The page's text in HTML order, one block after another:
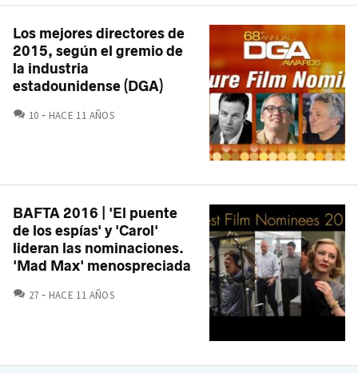
Los mejores directores de
2015, según el gremio de
la industria
estadounidense (DGA)
10 COMENTARIOS
HACE 11 AÑOS
BAFTA 2016 | 'El puente
de los espías' y 'Carol'
lideran las nominaciones.
'Mad Max' menospreciada
27 COMENTARIOS
HACE 11 AÑOS